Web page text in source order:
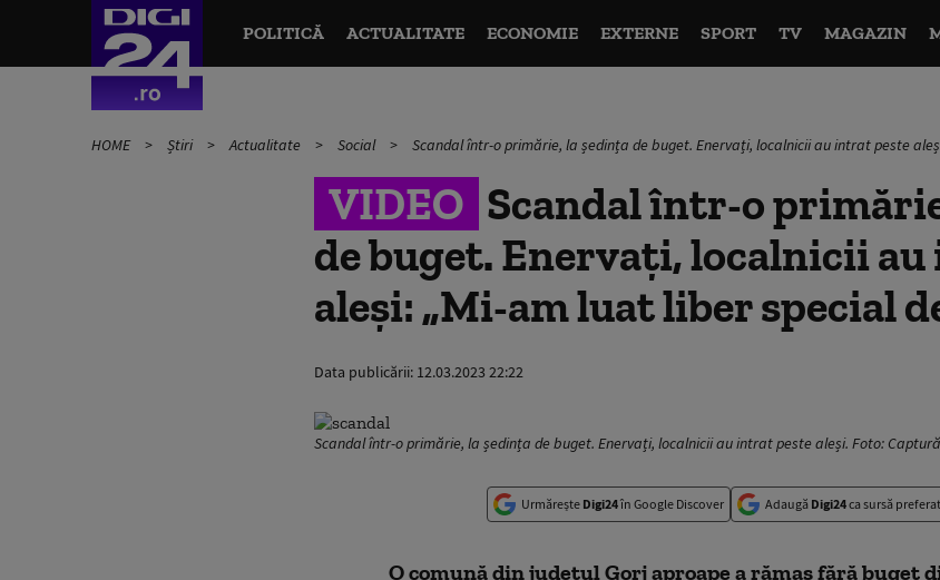
POLITICĂ ACTUALITATE ECONOMIE EXTERNE SPORT TV MAGAZIN
HOME Știri Actualitate Social Scandal într-o primărie, la ședința de buget. Enervați, localnicii au intrat peste
VIDEO Scandal într-o
de buget. Enervați, localnicii
aleși: „Mi-am luat liber special
Data publicării: 12.03.2023 22:22
Scandal într-o primărie, la ședința de buget. Enervați, localnicii au intrat peste aleși. Foto:
Urmărește Digi24în Google Discover Adaugă Digi24ca sursă
O comună din județul Gorj aproape a rămas fără buget